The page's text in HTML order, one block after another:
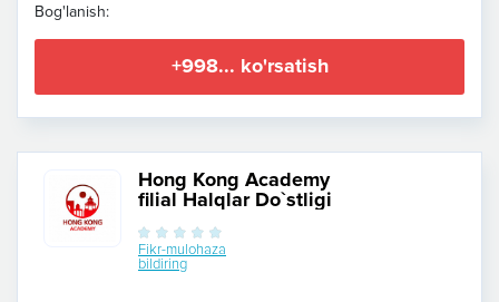
Bog'lanish:
+998... ko'rsatish
Hong Kong Academy
filial Halqlar Do`stligi
Fikr-mulohaza
bildiring